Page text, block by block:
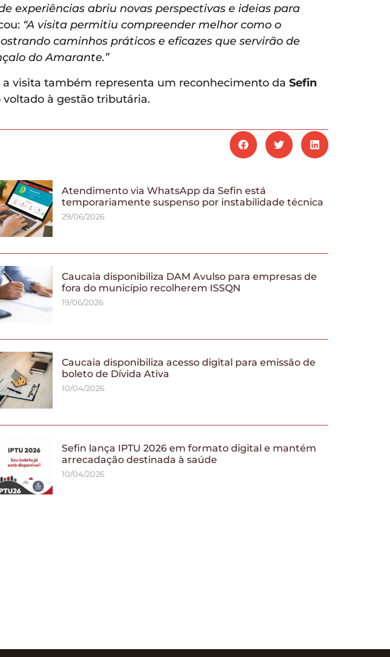
experiências abriu novas perspectivas e ideias para
“A visita permitiu compreender melhor como o
caminhos práticos e eficazes que servirão de
do Amarante.”
visita também representa um reconhecimento da Sefin
à gestão tributária.
Atendimento via WhatsApp da Sefin está
temporariamente suspenso por instabilidade técnica
29/06/2026
Caucaia disponibiliza DAM Avulso para empresas de
fora do município recolherem ISSQN
19/06/2026
Caucaia disponibiliza acesso digital para emissão de
boleto de Dívida Ativa
10/04/2026
Sefin lança IPTU 2026 em formato digital e mantém
arrecadação destinada à saúde
10/04/2026